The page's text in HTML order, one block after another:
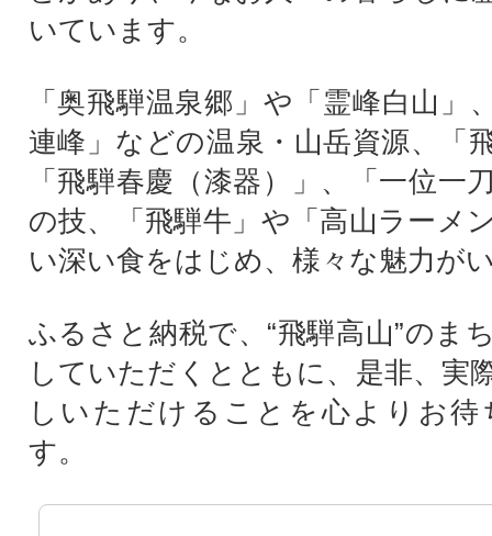
いています。
「奥飛騨温泉郷」や「霊峰白山」
連峰」などの温泉・山岳資源、「
「飛騨春慶（漆器）」、「一位一
の技、「飛騨牛」や「高山ラーメ
い深い食をはじめ、様々な魅力が
ふるさと納税で、“飛騨高山”のま
していただくとともに、是非、実
しいただけることを心よりお
す。